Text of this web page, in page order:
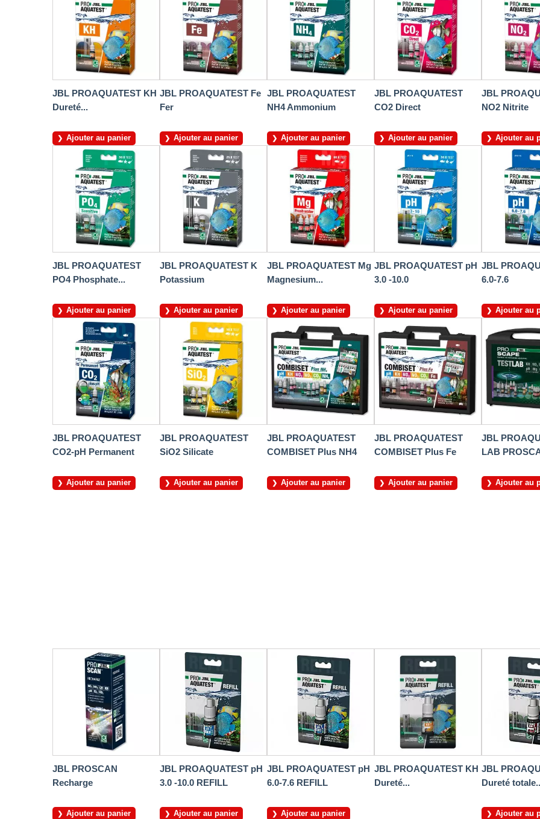
JBL PROAQUATEST KH
Dureté...
Ajouter au panier
JBL PROAQUATEST Fe
Fer
Ajouter au panier
JBL PROAQUATEST
NH4 Ammonium
Ajouter au panier
JBL PROAQUATEST
CO2 Direct
Ajouter au panier
JBL
NO2 Nitrite
Ajouter au
JBL PROAQUATEST
PO4 Phosphate...
Ajouter au panier
JBL PROAQUATEST K
Potassium
Ajouter au panier
JBL PROAQUATEST Mg
Magnesium...
Ajouter au panier
JBL PROAQUATEST pH
3.0 -10.0
Ajouter au panier
JBL
6.0-7.6
Ajouter au
JBL PROAQUATEST
CO2-pH Permanent
Ajouter au panier
JBL PROAQUATEST
SiO2 Silicate
Ajouter au panier
JBL PROAQUATEST
COMBISET Plus NH4
Ajouter au panier
JBL PROAQUATEST
COMBISET Plus Fe
Ajouter au panier
JBL
LAB
Ajouter au
JBL PROSCAN
Recharge
Ajouter au panier
JBL PROAQUATEST pH
3.0 -10.0 REFILL
Ajouter au panier
JBL PROAQUATEST pH
6.0-7.6 REFILL
Ajouter au panier
JBL PROAQUATEST KH
Dureté...
JBL
Dureté
Ajouter au